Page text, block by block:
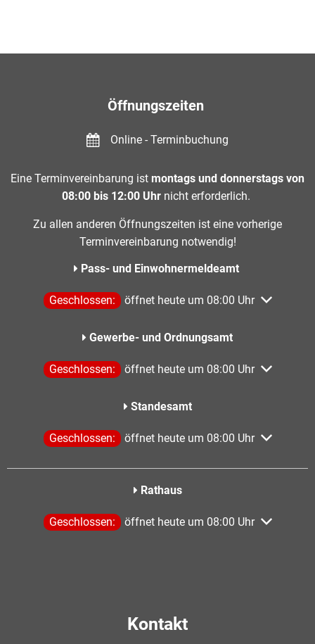
Öffnungszeiten
Online - Terminbuchung
Eine Terminvereinbarung ist montags und donnerstags von
08:00 bis 12:00 Uhr nicht erforderlich.
Zu allen anderen Öffnungszeiten ist eine vorherige
Terminvereinbarung notwendig!
Pass- und Einwohnermeldeamt
Klicken, um weitere Öffnungs- oder Schließzeiten
Geschlossen: öffnet heute um 08:00 Uhr
Gewerbe- und Ordnungsamt
Klicken, um weitere Öffnungs- oder Schließzeiten
Geschlossen: öffnet heute um 08:00 Uhr
Standesamt
Klicken, um weitere Öffnungs- oder Schließzeiten
Geschlossen: öffnet heute um 08:00 Uhr
Rathaus
Klicken, um weitere Öffnungs- oder Schließzeiten
Geschlossen: öffnet heute um 08:00 Uhr
Kontakt